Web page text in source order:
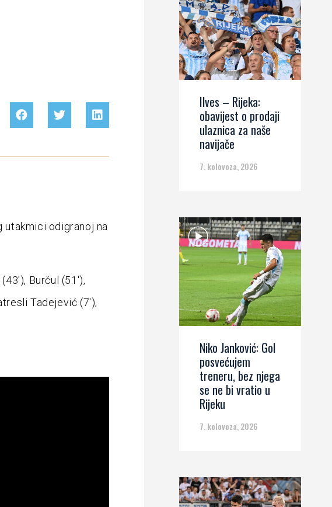
utakmici odigranoj na
Burčul (51′),
Tadejević (7′),
Ilves – Rijeka:
obavijest o prodaji
ulaznica za naše
navijače
7. kolovoza, 2026
Niko Janković: Gol
posvećujem
treneru, bez njega
se ne bi vratio u
Rijeku
7. kolovoza, 2026